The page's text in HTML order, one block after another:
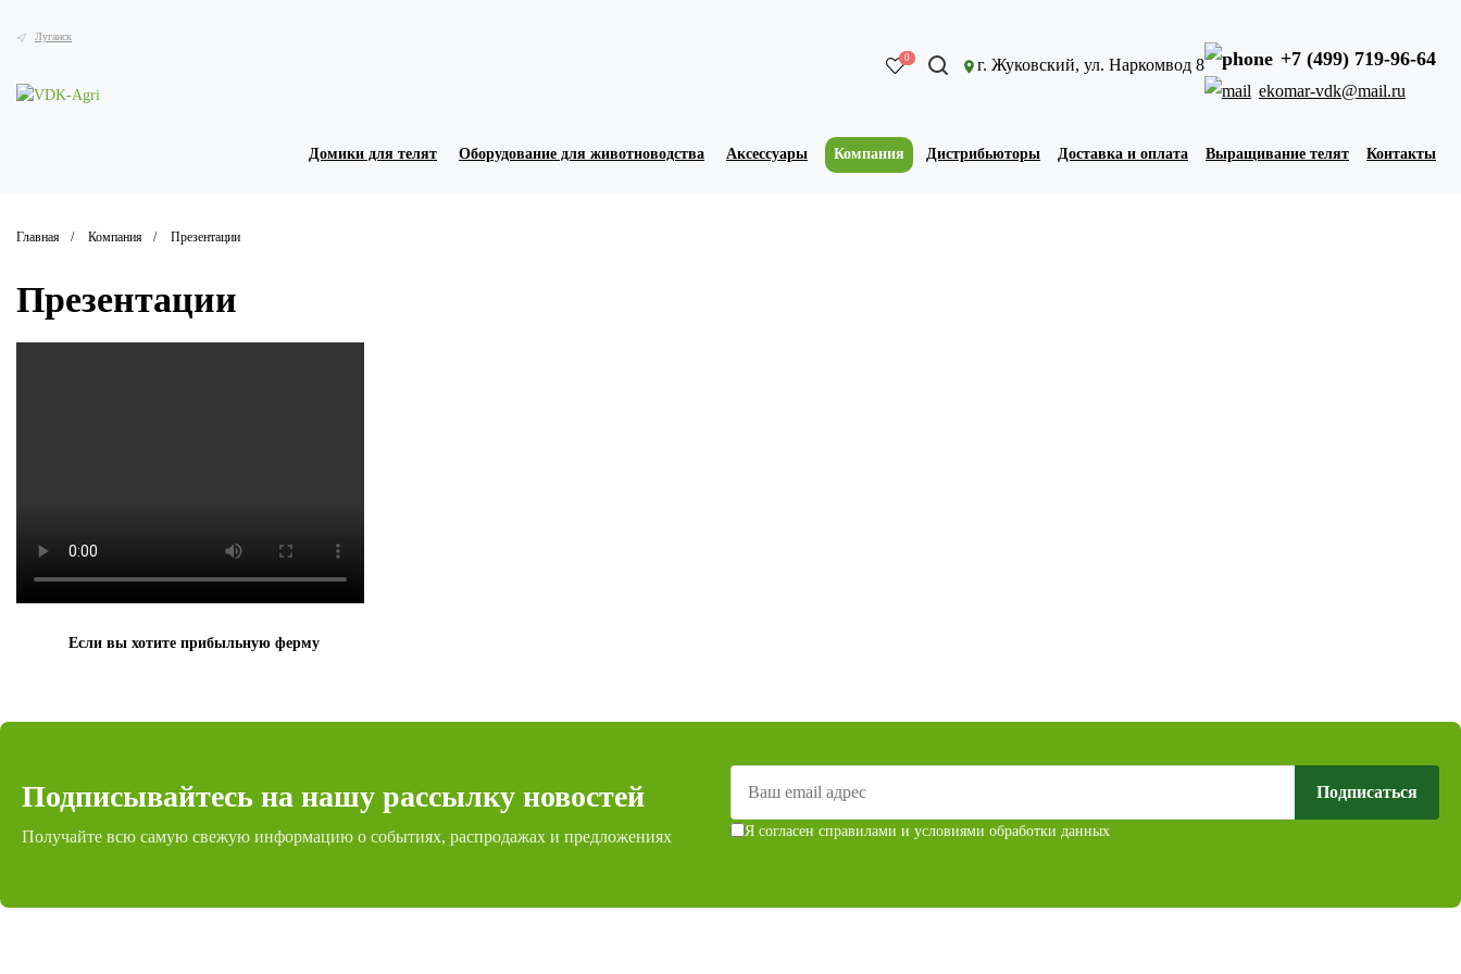
Луганск
0 г. Жуковский, ул. Наркомвод 8 +7 (499) 719-96-64
ekomar-vdk@mail.ru
Домики для телят Оборудование для животноводства Аксессуары Компания Дистрибьюторы Доставка и оплата Выращивание телят Контакты
Главная Компания Презентации
Презентации
Если вы хотите прибыльную ферму
Подписывайтесь на нашу рассылку новостей
Получайте всю самую свежую информацию о событиях, распродажах и предложениях
Подписаться
Я согласен справилами и условиями обработки данных